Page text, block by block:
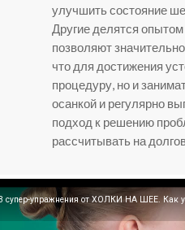
улучшить состояние
Другие делятся
позволяют
что для достижения
процедуру, но и
осанкой и регулярно
подход к решению
рассчитывать на
супер-упражнения от ХОЛКИ НА ШЕЕ. Как